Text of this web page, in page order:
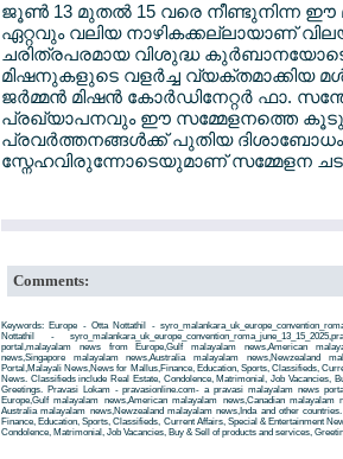
ജൂണ്‍ 13 മുതല്‍ 15 വരെ നീണ്ടുനിന്ന ഈ
ഏറ്റവും വലിയ നാഴികക്കല്ലായാണ്
ചരിത്രപരമായ വിശുദ്ധ
മിഷനുകളുടെ വളര്‍ച്ച വ്യക്തമാക്കിയ
ജര്‍മ്മന്‍ മിഷന്‍ കോര്‍ഡിനേറ്റര്‍ ഫാ.
പ്രഖ്യാപനവും ഈ സമ്മേളനത്തെ
പ്രവര്‍ത്തനങ്ങള്‍ക്ക് പുതിയ
സ്നേഹവിരുന്നോടെയുമാണ് സമ്മേളന
Comments:
Keywords: Europe - Otta Nottathil -
Nottathil -
portal,malayalam news from Europe,Gulf malayalam news,American
news,Singapore malayalam news,Australia malayalam news,Newzealand
Portal,Malayali News,News for Mallus,Finance, Education, Sports, Classifieds,
News. Classifieds include Real Estate, Condolence, Matrimonial, Job Vacancies,
Greetings. Pravasi Lokam - pravasionline.com- a pravasi malayalam news
Europe,Gulf malayalam news,American malayalam news,Canadian malayalam
Australia malayalam news,Newzealand malayalam news,Inda and other
Finance, Education, Sports, Classifieds, Current Affairs, Special & Entertainment
Condolence, Matrimonial, Job Vacancies, Buy & Sell of products and services,